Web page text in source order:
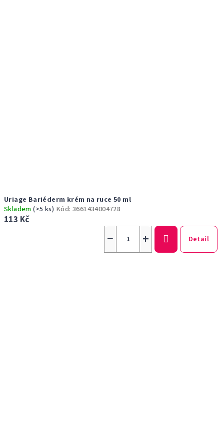
Uriage Bariéderm krém na ruce 50 ml
Skladem(>5 ks) Kód:3661434004728
113 Kč
+
− Detail